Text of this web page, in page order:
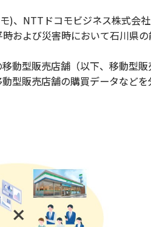
)、NTTドコモビジネス株式会
および災害時において石川県
動型販売店舗（以下、移動型販
型販売店舗の購買データなどを